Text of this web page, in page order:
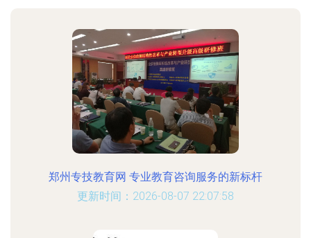
郑州专技教育网 专业教育咨询服务的新标杆
更新时间：2026-08-07 22:07:58